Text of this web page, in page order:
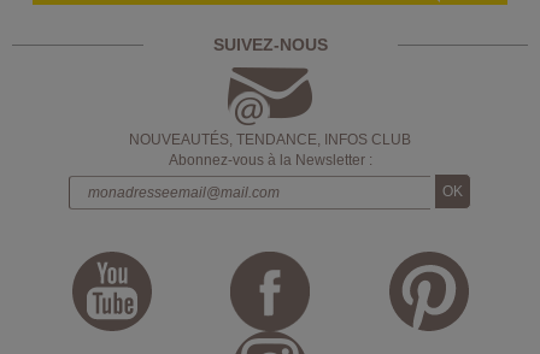
SUIVEZ-NOUS
NOUVEAUTÉS, TENDANCE, INFOS CLUB
Abonnez-vous à la Newsletter :